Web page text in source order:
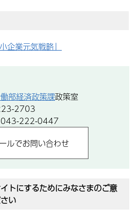
企業元気戦略」
部経済政策課政策室
2703
043-222-0447
トにするためにみなさまのご意
い